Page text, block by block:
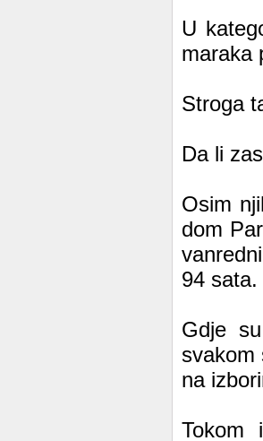
U
maraka
Stroga
Da li
Osim
dom
94 sata.
Gdje
svakom
na
Tokom